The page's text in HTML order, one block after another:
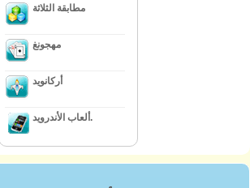
مطابقة الثلاثة
مهجونغ
أركانويد
ألعاب الأندرويد.